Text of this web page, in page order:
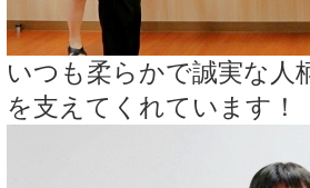
いつも柔らかで誠実な人
を支えてくれています！